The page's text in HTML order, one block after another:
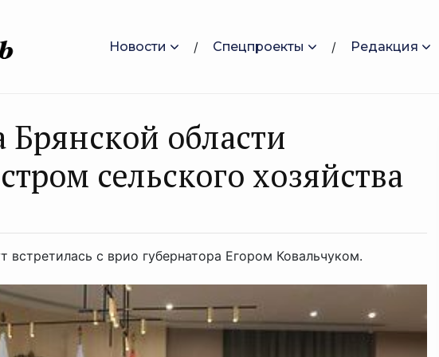
Новости Спецпроекты Редакция
Брянской области
сельского хозяйства
встретилась с врио губернатора Егором Ковальчуком.